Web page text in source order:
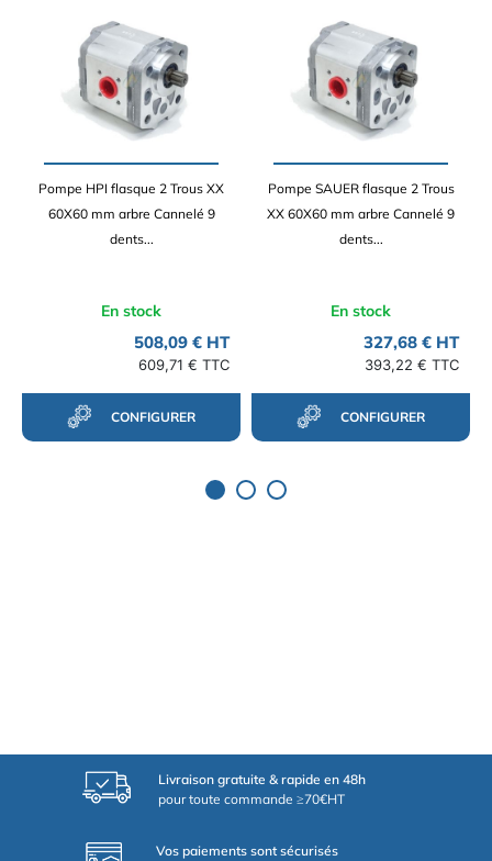
Pompe HPI flasque 2 Trous XX
60X60 mm arbre Cannelé 9
dents...
En stock
508,09 € HT
609,71 € TTC
CONFIGURER
Pompe SAUER flasque 2 Trous
XX 60X60 mm arbre Cannelé 9
dents...
En stock
327,68 € HT
393,22 € TTC
CONFIGURER
Livraison gratuite & rapide en 48h
pour toute commande ≥70€HT
Vos paiements sont sécurisés